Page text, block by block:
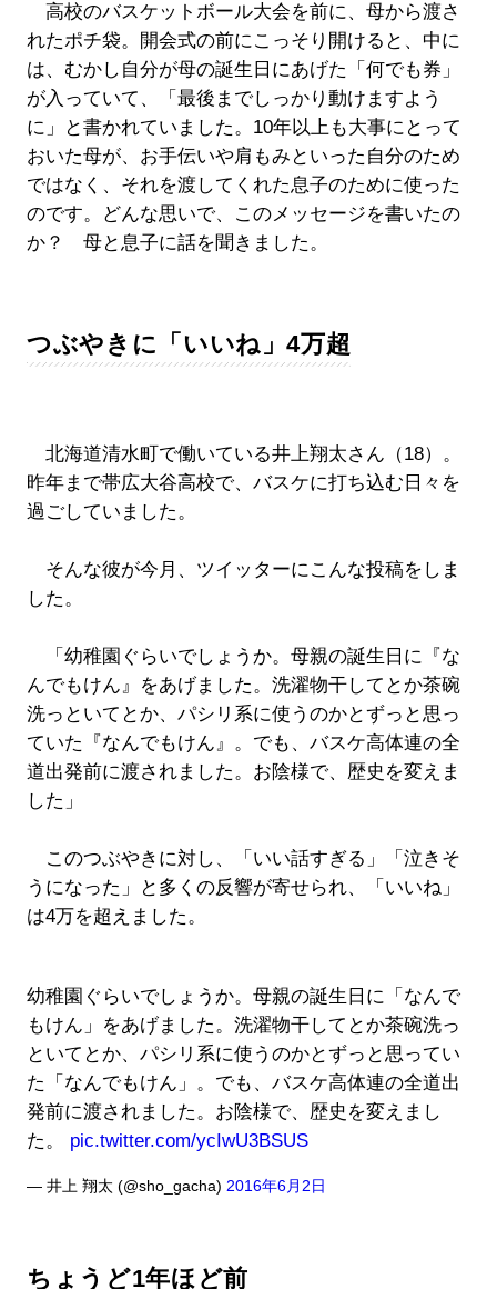
高校のバスケットボール大会を前に、母から渡さ
れたポチ袋。開会式の前にこっそり開けると、中に
は、むかし自分が母の誕生日にあげた「何でも券」
が入っていて、「最後までしっかり動けますよう
に」と書かれていました。10年以上も大事にとって
おいた母が、お手伝いや肩もみといった自分のため
ではなく、それを渡してくれた息子のために使った
のです。どんな思いで、このメッセージを書いたの
か？ 母と息子に話を聞きました。
つぶやきに「いいね」4万超
北海道清水町で働いている井上翔太さん（18）。
昨年まで帯広大谷高校で、バスケに打ち込む日々を
過ごしていました。
そんな彼が今月、ツイッターにこんな投稿をしま
した。
「幼稚園ぐらいでしょうか。母親の誕生日に『な
んでもけん』をあげました。洗濯物干してとか茶碗
洗っといてとか、パシリ系に使うのかとずっと思っ
ていた『なんでもけん』。でも、バスケ高体連の全
道出発前に渡されました。お陰様で、歴史を変えま
した」
このつぶやきに対し、「いい話すぎる」「泣きそ
うになった」と多くの反響が寄せられ、「いいね」
は4万を超えました。
幼稚園ぐらいでしょうか。母親の誕生日に「なんで
もけん」をあげました。洗濯物干してとか茶碗洗っ
といてとか、パシリ系に使うのかとずっと思ってい
た「なんでもけん」。でも、バスケ高体連の全道出
発前に渡されました。お陰様で、歴史を変えまし
た。 pic.twitter.com/ycIwU3BSUS
— 井上 翔太 (@sho_gacha) 2016年6月2日
ちょうど1年ほど前